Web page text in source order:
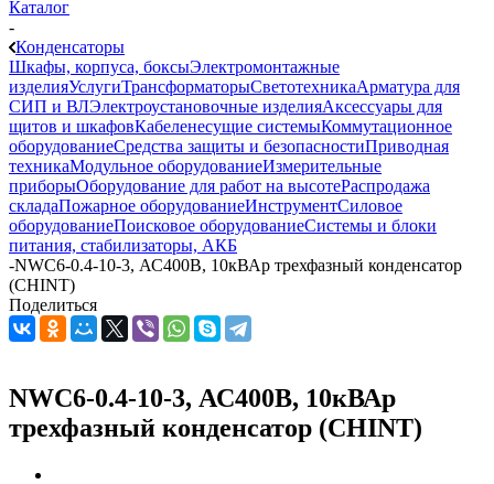
Каталог
-
Конденсаторы
Шкафы, корпуса, боксыЭлектромонтажные
изделияУслугиТрансформаторыСветотехникаАрматура для
СИП и ВЛЭлектроустановочные изделияАксессуары для
щитов и шкафовКабеленесущие системыКоммутационное
оборудованиеСредства защиты и безопасностиПриводная
техникаМодульное оборудованиеИзмерительные
приборыОборудование для работ на высотеРаспродажа
складаПожарное оборудованиеИнструментСиловое
оборудованиеПоисковое оборудованиеСистемы и блоки
питания, стабилизаторы, АКБ
-NWC6-0.4-10-3, АС400В, 10кВАр трехфазный конденсатор
(CHINT)
Поделиться
NWC6-0.4-10-3, АС400В, 10кВАр
трехфазный конденсатор (CHINT)